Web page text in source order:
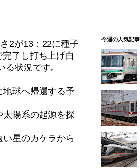
2が13：22に種子
了し打ち上げ自
状況です。
球へ帰還する予
太陽系の起源を探
星のカケラから
今週の人気記事